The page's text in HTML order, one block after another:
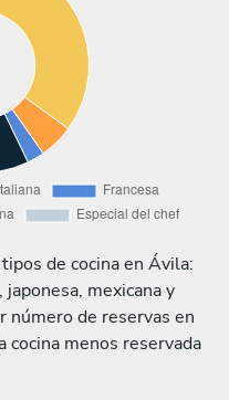
de cocina en Ávila:
mexicana y
número de reservas en
cocina menos reservada